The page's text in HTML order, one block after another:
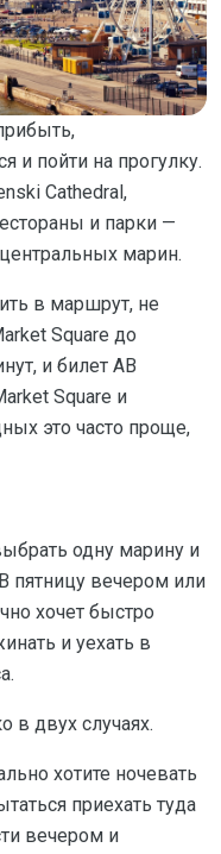
и пойти на прогулку.
Cathedral,
и парки —
марин.
в маршрут, не
Square до
и билет AB
Square и
это часто проще,
одну марину и
пятницу вечером или
хочет быстро
и уехать в
двух случаях.
хотите ночевать
приехать туда
вечером и